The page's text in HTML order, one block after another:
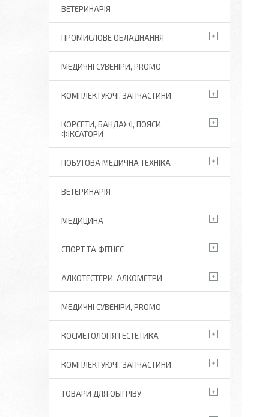
ВЕТЕРИНАРІЯ
ПРОМИСЛОВЕ ОБЛАДНАННЯ
МЕДИЧНІ СУВЕНІРИ, PROMO
КОМПЛЕКТУЮЧІ, ЗАПЧАСТИНИ
КОРСЕТИ, БАНДАЖІ, ПОЯСИ,
ФІКСАТОРИ
ПОБУТОВА МЕДИЧНА ТЕХНІКА
ВЕТЕРИНАРІЯ
МЕДИЦИНА
СПОРТ ТА ФІТНЕС
АЛКОТЕСТЕРИ, АЛКОМЕТРИ
МЕДИЧНІ СУВЕНІРИ, PROMO
КОСМЕТОЛОГІЯ І ЕСТЕТИКА
КОМПЛЕКТУЮЧІ, ЗАПЧАСТИНИ
ТОВАРИ ДЛЯ ОБІГРІВУ